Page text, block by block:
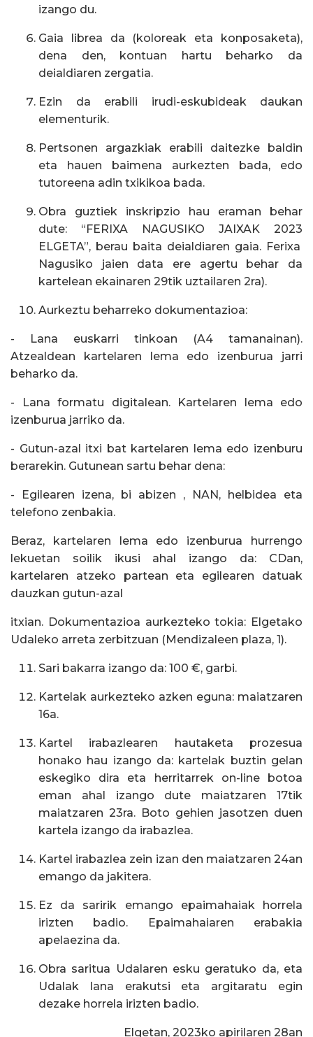
izango du.
Gaia librea da (koloreak eta konposaketa),
dena den, kontuan hartu beharko da
deialdiaren zergatia.
Ezin da erabili irudi-eskubideak daukan
elementurik.
Pertsonen argazkiak erabili daitezke baldin
eta hauen baimena aurkezten bada, edo
tutoreena adin txikikoa bada.
Obra guztiek inskripzio hau eraman behar
dute: “FERIXA NAGUSIKO JAIXAK 2023
ELGETA”, berau baita deialdiaren gaia. Ferixa
Nagusiko jaien data ere agertu behar da
kartelean ekainaren 29tik uztailaren 2ra).
Aurkeztu beharreko dokumentazioa:
- Lana euskarri tinkoan (A4 tamanainan).
Atzealdean kartelaren lema edo izenburua jarri
beharko da.
- Lana formatu digitalean. Kartelaren lema edo
izenburua jarriko da.
- Gutun-azal itxi bat kartelaren lema edo izenburu
berarekin. Gutunean sartu behar dena:
- Egilearen izena, bi abizen , NAN, helbidea eta
telefono zenbakia.
Beraz, kartelaren lema edo izenburua hurrengo
lekuetan soilik ikusi ahal izango da: CDan,
kartelaren atzeko partean eta egilearen datuak
dauzkan gutun-azal
itxian. Dokumentazioa aurkezteko tokia: Elgetako
Udaleko arreta zerbitzuan (Mendizaleen plaza, 1).
Sari bakarra izango da: 100 €, garbi.
Kartelak aurkezteko azken eguna: maiatzaren
1 6a.
Kartel irabazlearen hautaketa prozesua
honako hau izango da: kartelak buztin gelan
eskegiko dira eta herritarrek on-linebotoa
eman ahal izango dute maiatzaren 1 7tik
maiatzaren 23ra. Boto gehien jasotzen duen
kartela izango da irabazlea.
Kartel irabazlea zein izan den maiatzaren 24an
emango da jakitera.
Ez da saririk emango epaimahaiak horrela
irizten badio. Epaimahaiaren erabakia
apelaezina da.
Obra saritua Udalaren esku geratuko da, eta
Udalak lana erakutsi eta argitaratu egin
dezake horrela irizten badio.
Elgetan, 2023ko apirilaren 28an